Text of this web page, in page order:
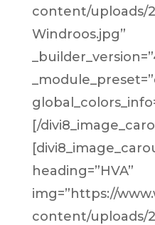
content/uploads/
Windroos.jpg”
[/
heading=”HVA”
img=”https://
content/uploads/